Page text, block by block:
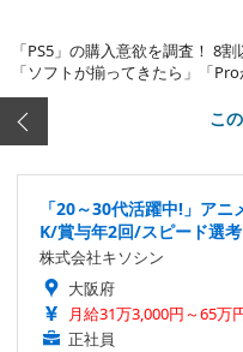
「PS5」の購入意欲を調査！ 8
「ソフトが揃ってきたら」「
こ
「20～30代活躍中!」ア
K/賞与年2回/スピード選考
株式会社キソシン
大阪府
月給31万3,000円～65万
正社員